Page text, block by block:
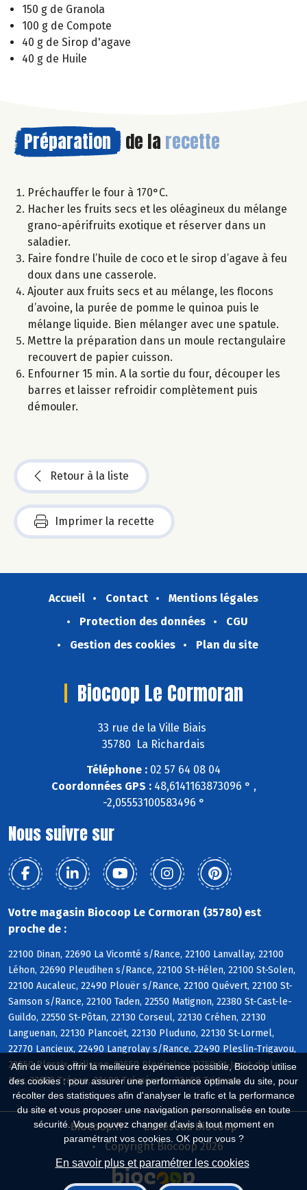
Afin de vous offrir la meilleure expérience possible, Biocoop utilise
des cookies : pour assurer une performance optimale du site, pour
récolter des statistiques afin d'analyser le trafic et la performance
du site et vous proposer une navigation personnalisée en toute
sécurité. Vous pouvez changer d'avis à tout moment en
paramétrant vos cookies. OK pour vous ?
En savoir plus et paramétrer les cookies
150 g de Granola
100 g de Compote
40 g de Sirop d'agave
40 g de Huile
Préparation de la recette
Préchauffer le four à 170°C.
Hacher les fruits secs et les oléagineux du mélange
grano-apérifruits exotique et réserver dans un
saladier.
Faire fondre l’huile de coco et le sirop d’agave à feu
doux dans une casserole.
Ajouter aux fruits secs et au mélange, les flocons
d’avoine, la purée de pomme le quinoa puis le
mélange liquide. Bien mélanger avec une spatule.
Mettre la préparation dans un moule rectangulaire
recouvert de papier cuisson.
Enfourner 15 min. A la sortie du four, découper les
barres et laisser refroidir complètement puis
démouler.
Retour à la liste
Imprimer la recette
Accueil Contact
Mentions légales
Protection des données
CGU
Gestion des cookies
Plan du site
Biocoop Le Cormoran
33 rue de la Ville Biais
35780 La Richardais
Téléphone : 02 57 64 08 04
Coordonnées GPS :48,6141163873096 ° ,
-2,05553100583496 °
Nous suivre sur
Votre magasin Biocoop Le Cormoran (35780) est
proche de :
22100 Dinan, 22690 La Vicomté s/Rance, 22100 Lanvallay, 22100
Léhon, 22690 Pleudihen s/Rance, 22100 St-Hélen, 22100 St-Solen,
22100 Aucaleuc, 22490 Plouër s/Rance, 22100 Quévert, 22100 St-
Samson s/Rance, 22100 Taden, 22550 Matignon, 22380 St-Cast-le-
Guildo, 22550 St-Pôtan, 22130 Corseul, 22130 Créhen, 22130
Languenan, 22130 Plancoët, 22130 Pluduno, 22130 St-Lormel,
22770 Lancieux, 22490 Langrolay s/Rance, 22490 Pleslin-Trigavou,
22650 Plessix-Balisson, 22650 Ploubalay, 22750 St-Jacut-de-la-
Mer, 22650 Trégon, 22490 Tréméreuc, 22490 Trigavou
Biocoop.fr
Le réseau Biocoop
Copyright Biocoop 2026